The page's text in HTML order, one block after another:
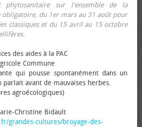
phytosanitaire sur l'ensemble de la
obligatoire, du 1er mars au 31 août pour
classiques et du 15 avril au 15 octobre
des aides à la PAC
Commune
qui pousse spontanément dans un
parlait avant de mauvaises herbes.
agroécologiques)
Christine Bidault
grandes-cultures/broyage-des-